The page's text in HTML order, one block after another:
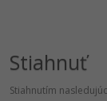
Stiahnuť
Stiahnutím